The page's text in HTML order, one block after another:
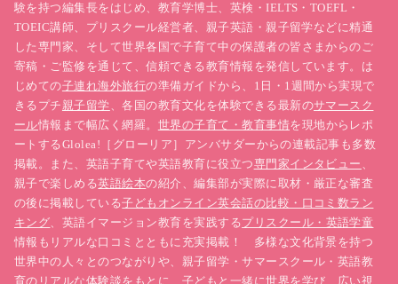
験を持つ編集長をはじめ、教育学博士、英検・IELTS・TOEFL・
TOEIC講師、プリスクール経営者、親子英語・親子留学などに精通
した専門家、そして世界各国で子育て中の保護者の皆さまからのご
寄稿・ご監修を通じて、信頼できる教育情報を発信しています。は
じめての子連れ海外旅行の準備ガイドから、1日・1週間から実現で
きるプチ親子留学、各国の教育文化を体験できる最新のサマースク
ール情報まで幅広く網羅。 世界の子育て・教育事情を現地からレポ
ートするGlolea!［グローリア］アンバサダーからの連載記事も多数
掲載。また、英語子育てや英語教育に役立つ専門家インタビュー 、
親子で楽しめる英語絵本の紹介、編集部が実際に取材・厳正な審査
の後に掲載している子どもオンライン英会話の比較・口コミ数ラン
キング、英語イマージョン教育を実践するプリスクール・英語学童
情報もリアルな口コミとともに充実掲載！ 多様な文化背景を持つ
世界中の人々とのつながりや、親子留学・サマースクール・英語教
育のリアルな体験談をもとに、子どもと一緒に世界を学び、広い視